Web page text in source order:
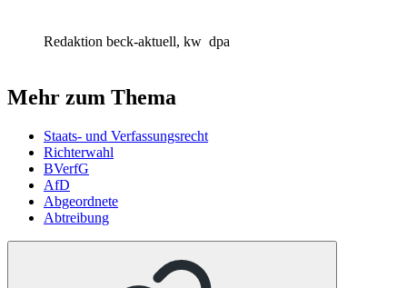
Redaktion beck-aktuell, kw dpa
Mehr zum Thema
Staats- und Verfassungsrecht
Richterwahl
BVerfG
AfD
Abgeordnete
Abtreibung